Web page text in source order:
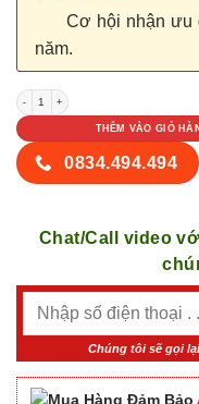
Cơ hội nhận ưu
năm.
CỬA GỖ CÔNG NGHIỆP MDF
THÊM VÀO GIỎ
0834.494.494
Chat/Call video
Chúng tôi sẽ gọi